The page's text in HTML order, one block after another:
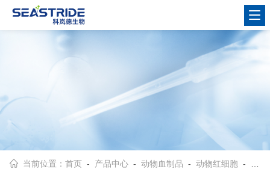
当前位置：首页 - 产品中心 -动物血制品 -动物红细胞 - 10%鸡红细胞(SPF)